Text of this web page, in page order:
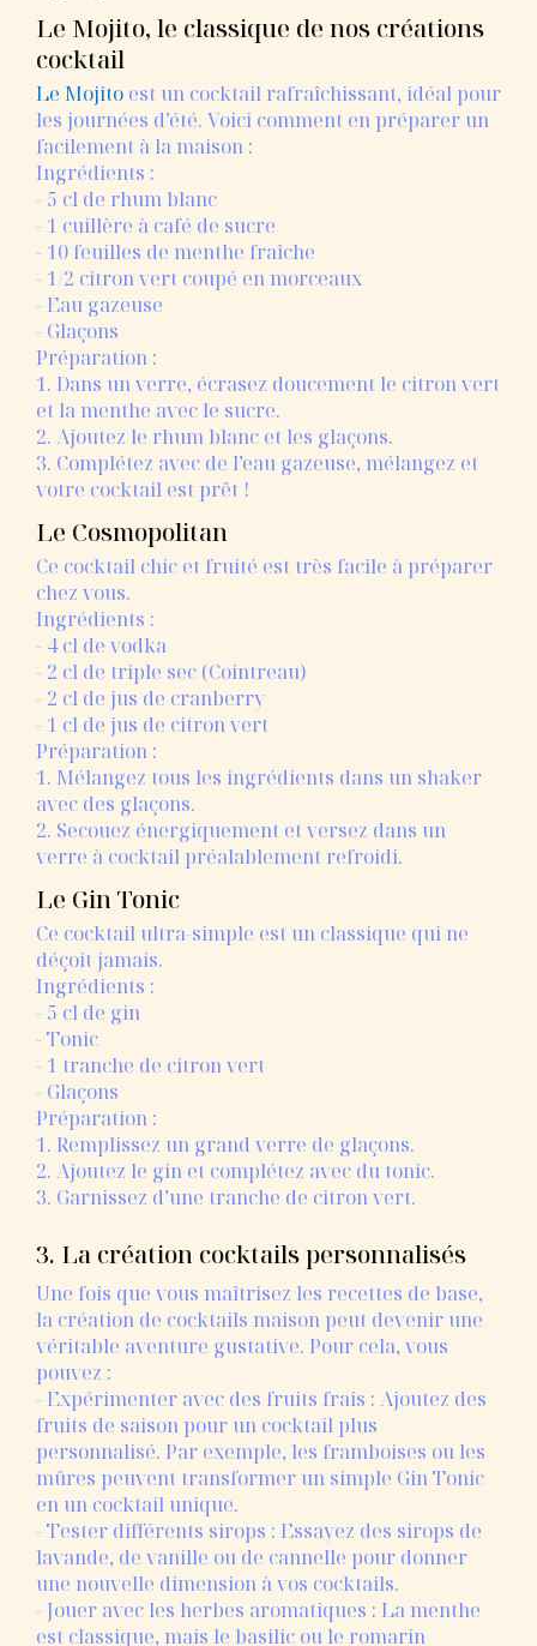
Le Mojito, le classique de nos créations
cocktail
Le Mojito est un cocktail rafraîchissant, idéal pour
les journées d’été. Voici comment en préparer un
facilement à la maison :
Ingrédients :
- 5 cl de rhum blanc
- 1 cuillère à café de sucre
- 10 feuilles de menthe fraîche
- 1/2 citron vert coupé en morceaux
- Eau gazeuse
- Glaçons
Préparation :
1. Dans un verre, écrasez doucement le citron vert
et la menthe avec le sucre.
2. Ajoutez le rhum blanc et les glaçons.
3. Complétez avec de l’eau gazeuse, mélangez et
votre cocktail est prêt !
Le Cosmopolitan
Ce cocktail chic et fruité est très facile à préparer
chez vous.
Ingrédients :
- 4 cl de vodka
- 2 cl de triple sec (Cointreau)
- 2 cl de jus de cranberry
- 1 cl de jus de citron vert
Préparation :
1. Mélangez tous les ingrédients dans un shaker
avec des glaçons.
2. Secouez énergiquement et versez dans un
verre à cocktail préalablement refroidi.
Le Gin Tonic
Ce cocktail ultra-simple est un classique qui ne
déçoit jamais.
Ingrédients :
- 5 cl de gin
- Tonic
- 1 tranche de citron vert
- Glaçons
Préparation :
1. Remplissez un grand verre de glaçons.
2. Ajoutez le gin et complétez avec du tonic.
3. Garnissez d’une tranche de citron vert.
3. La création cocktails personnalisés
Une fois que vous maîtrisez les recettes de base,
la création de cocktails maison peut devenir une
véritable aventure gustative. Pour cela, vous
pouvez :
- Expérimenter avec des fruits frais : Ajoutez des
fruits de saison pour un cocktail plus
personnalisé. Par exemple, les framboises ou les
mûres peuvent transformer un simple Gin Tonic
en un cocktail unique.
- Tester différents sirops : Essayez des sirops de
lavande, de vanille ou de cannelle pour donner
une nouvelle dimension à vos cocktails.
- Jouer avec les herbes aromatiques : La menthe
est classique, mais le basilic ou le romarin